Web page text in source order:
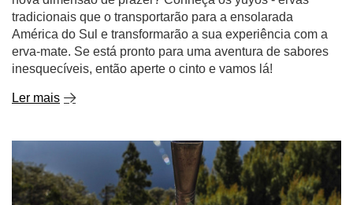
tradicionais que o transportarão para a ensolarada
América do Sul e transformarão a sua experiência com a
erva-mate. Se está pronto para uma aventura de sabores
inesquecíveis, então aperte o cinto e vamos lá!
Ler mais